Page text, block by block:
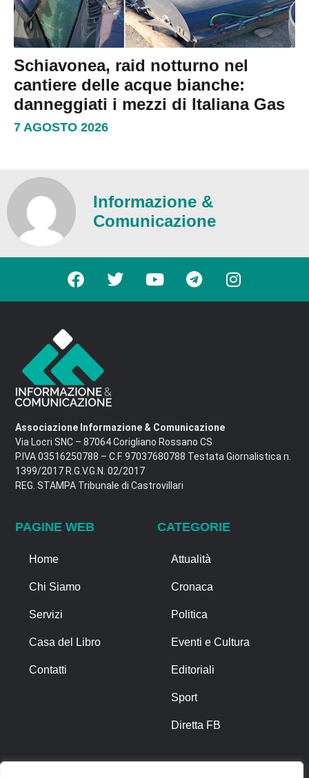
Schiavonea, raid notturno nel
cantiere delle acque bianche:
danneggiati i mezzi di Italiana Gas
7 AGOSTO 2026
Informazione &
Comunicazione
Associazione Informazione & Comunicazione
Via Locri SNC – 87064 Corigliano Rossano CS
P.IVA 03516250788 – C.F. 97037680788 Testata Giornalistica n.
1399/2017 R.G.V.G.N. 02/2017
REG. STAMPA Tribunale di Castrovillari
PAGINE WEB
Home
Chi Siamo
Servizi
Casa del Libro
Contatti
CATEGORIE
Attualità
Cronaca
Politica
Eventi e Cultura
Editoriali
Sport
Diretta FB